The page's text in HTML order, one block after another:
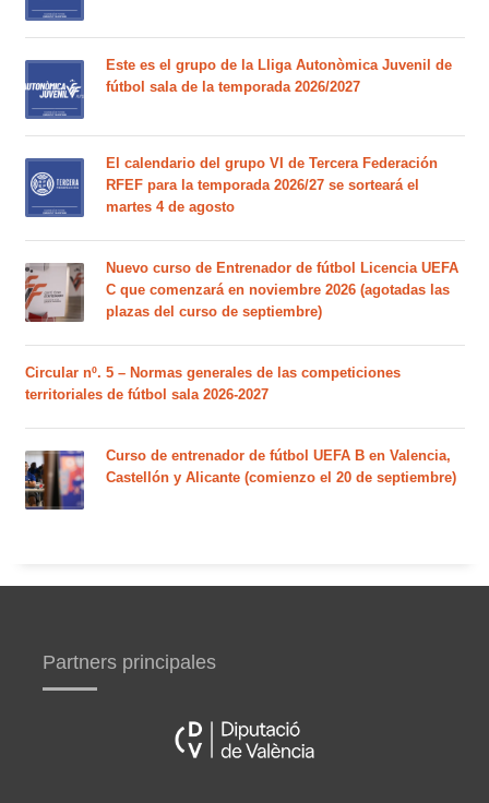
Este es el grupo de la Lliga Autonòmica Juvenil de
fútbol sala de la temporada 2026/2027
El calendario del grupo VI de Tercera Federación
RFEF para la temporada 2026/27 se sorteará el
martes 4 de agosto
Nuevo curso de Entrenador de fútbol Licencia UEFA
C que comenzará en noviembre 2026 (agotadas las
plazas del curso de septiembre)
Circular nº. 5 – Normas generales de las competiciones
territoriales de fútbol sala 2026-2027
Curso de entrenador de fútbol UEFA B en Valencia,
Castellón y Alicante (comienzo el 20 de septiembre)
Partners principales